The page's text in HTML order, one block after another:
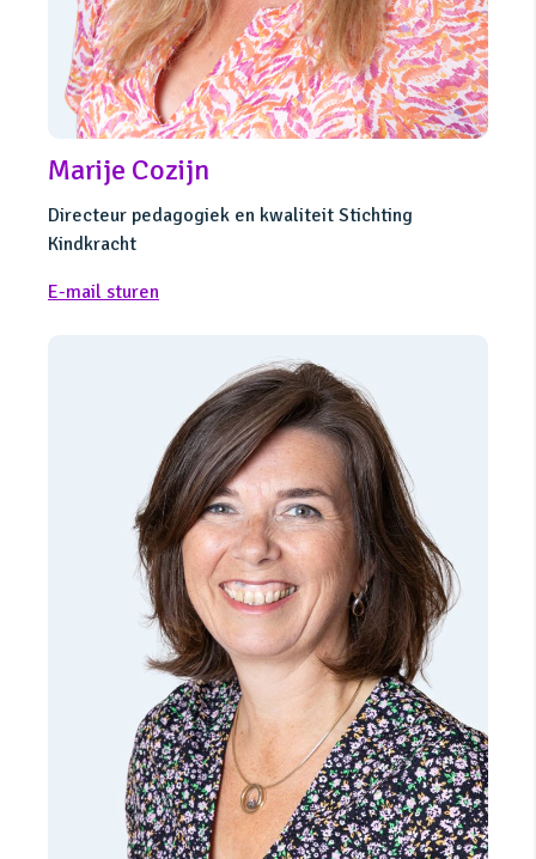
Marije Cozijn
Directeur pedagogiek en kwaliteit Stichting
Kindkracht
E-mail sturen